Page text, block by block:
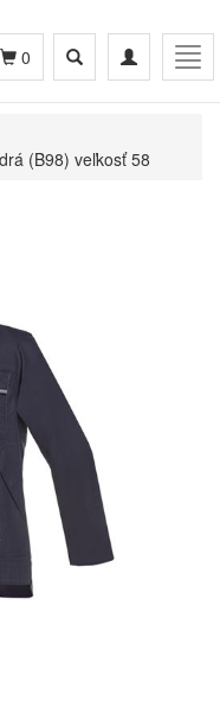
Toggle
navigation
Toggle
search
0
(B98) veľkosť 58